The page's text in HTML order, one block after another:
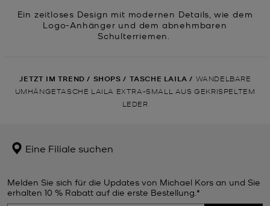
Ein zeitloses Design mit modernen Details, wie dem
Logo-Anhänger und dem abnehmbaren
Schulterriemen.
JETZT IM TREND / SHOPS / TASCHE LAILA / WANDELBARE
UMHÄNGETASCHE LAILA EXTRA-SMALL AUS GEKRISPELTEM
LEDER
Eine Filiale suchen
Melden Sie sich für die Updates von Michael Kors an und Sie
erhalten 10 % Rabatt auf die erste Bestellung.*